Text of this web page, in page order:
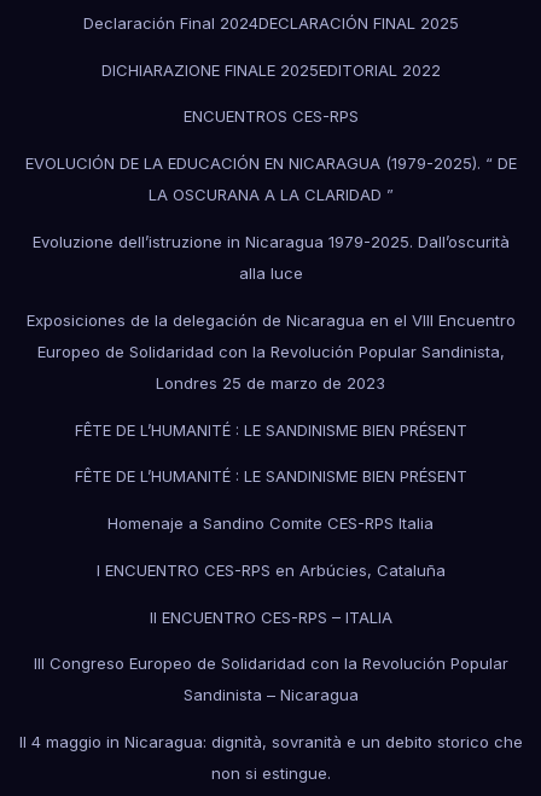
Declaración Final 2024DECLARACIÓN FINAL 2025
DICHIARAZIONE FINALE 2025EDITORIAL 2022
ENCUENTROS CES-RPS
EVOLUCIÓN DE LA EDUCACIÓN EN NICARAGUA (1979-2025). “ DE
LA OSCURANA A LA CLARIDAD ”
Evoluzione dell’istruzione in Nicaragua 1979-2025. Dall’oscurità
alla luce
Exposiciones de la delegación de Nicaragua en el VIII Encuentro
Europeo de Solidaridad con la Revolución Popular Sandinista,
Londres 25 de marzo de 2023
FÊTE DE L’HUMANITÉ : LE SANDINISME BIEN PRÉSENT
FÊTE DE L’HUMANITÉ : LE SANDINISME BIEN PRÉSENT
Homenaje a Sandino Comite CES-RPS Italia
I ENCUENTRO CES-RPS en Arbúcies, Cataluña
II ENCUENTRO CES-RPS – ITALIA
III Congreso Europeo de Solidaridad con la Revolución Popular
Sandinista – Nicaragua
Il 4 maggio in Nicaragua: dignità, sovranità e un debito storico che
non si estingue.